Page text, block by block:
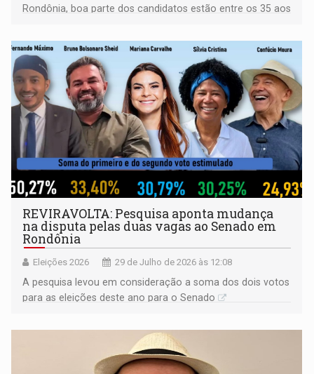
Rondônia, boa parte dos candidatos estão entre os 35 aos
REVIRAVOLTA: Pesquisa aponta mudança
na disputa pelas duas vagas ao Senado em
Rondônia
Eleições 2026 29 de Julho de 2026 às 12:08
A pesquisa levou em consideração a soma dos dois votos
para as eleições deste ano para o Senado